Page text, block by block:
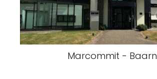
Marcommit - Baarn